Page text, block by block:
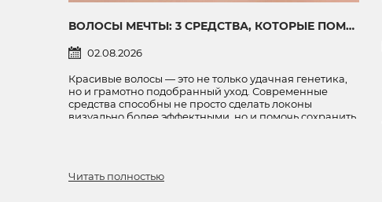
ВОЛОСЫ МЕЧТЫ: 3 СРЕДСТВА, КОТОРЫЕ ПОМОГУТ СОЗДАТЬ ОБЪЕМ, УКРЕПИТЬ ДЛИНУ И ПОДДЕРЖАТЬ РОСТ
02.08.2026
Красивые волосы — это не только удачная генетика,
но и грамотно подобранный уход. Современные
средства способны не просто сделать локоны
визуально более эффектными, но и помочь сохранить
Читать полностью